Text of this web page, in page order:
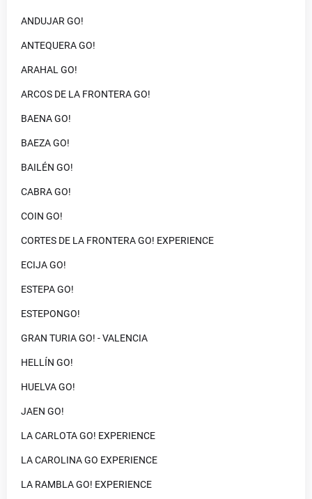
ANDUJAR GO!
ANTEQUERA GO!
ARAHAL GO!
ARCOS DE LA FRONTERA GO!
BAENA GO!
BAEZA GO!
BAILÉN GO!
CABRA GO!
COIN GO!
CORTES DE LA FRONTERA GO! EXPERIENCE
ECIJA GO!
ESTEPA GO!
ESTEPONGO!
GRAN TURIA GO! - VALENCIA
HELLÍN GO!
HUELVA GO!
JAEN GO!
LA CARLOTA GO! EXPERIENCE
LA CAROLINA GO EXPERIENCE
LA RAMBLA GO! EXPERIENCE